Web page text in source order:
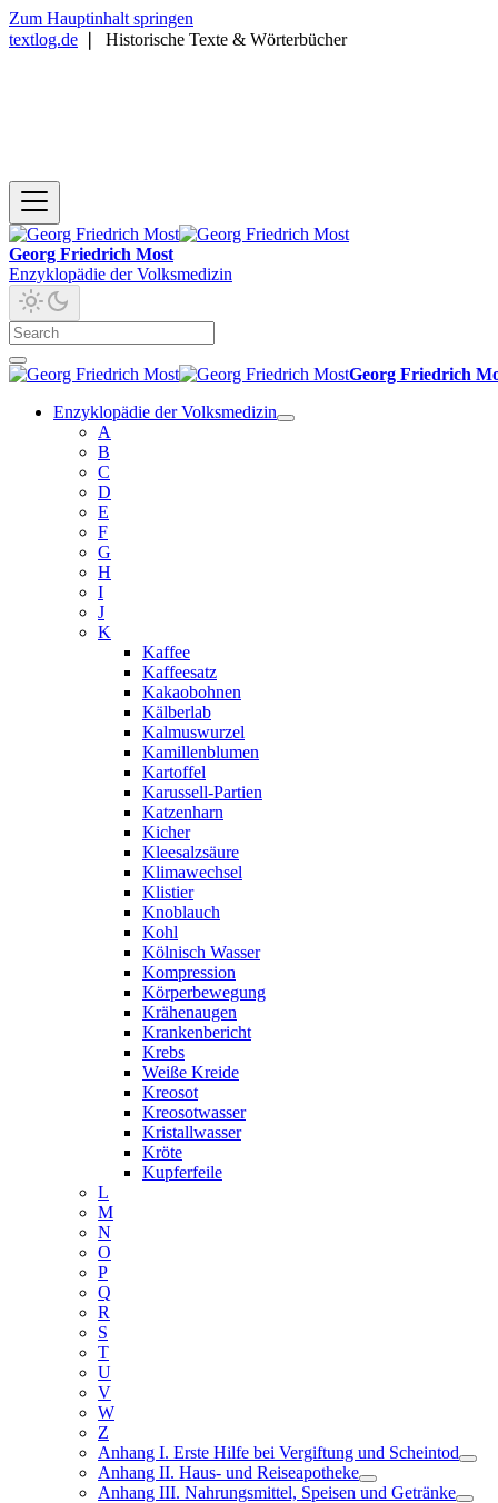
Zum Hauptinhalt springen
textlog.de
Historische Texte & Wörterbücher
Georg Friedrich Most
Enzyklopädie der Volksmedizin
Georg Friedrich
Enzyklopädie der Volksmedizin
A
B
C
D
E
F
G
H
I
J
K
Kaffee
Kaffeesatz
Kakaobohnen
Kälberlab
Kalmuswurzel
Kamillenblumen
Kartoffel
Karussell-Partien
Katzenharn
Kicher
Kleesalzsäure
Klimawechsel
Klistier
Knoblauch
Kohl
Kölnisch Wasser
Kompression
Körperbewegung
Krähenaugen
Krankenbericht
Krebs
Weiße Kreide
Kreosot
Kreosotwasser
Kristallwasser
Kröte
Kupferfeile
L
M
N
O
P
Q
R
S
T
U
V
W
Z
Anhang I. Erste Hilfe bei Vergiftung und Scheintod
Anhang II. Haus- und Reiseapotheke
Anhang III. Nahrungsmittel, Speisen und Getränke